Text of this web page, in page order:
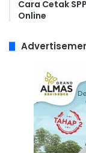
Cara Cetak
Online